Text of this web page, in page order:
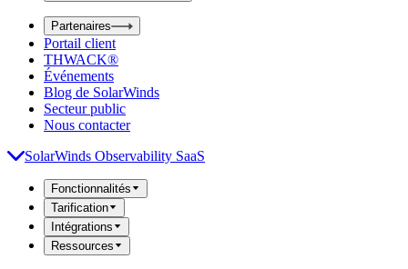
c
h
b
o
x
Partenaires
Portail client
THWACK®
Événements
Blog de SolarWinds
Secteur public
Nous contacter
SolarWinds Observability SaaS
Fonctionnalités
Tarification
Intégrations
Ressources